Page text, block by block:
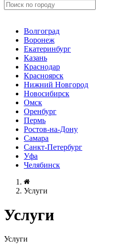
Волгоград
Воронеж
Екатеринбург
Казань
Краснодар
Красноярск
Нижний Новгород
Новосибирск
Омск
Оренбург
Пермь
Ростов-на-Дону
Самара
Санкт-Петербург
Уфа
Челябинск
Услуги
Услуги
Услуги